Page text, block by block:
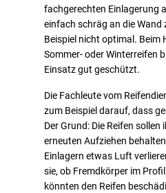
fachgerechten Einlagerung
einfach schräg an die Wand
Beispiel nicht optimal. Beim
Sommer- oder Winterreifen
Einsatz gut geschützt.
Die Fachleute vom
zum Beispiel darauf, dass
Der Grund: Die Reifen sollen
erneuten Aufziehen
Einlagern etwas Luft
sie, ob Fremdkörper im
könnten den Reifen